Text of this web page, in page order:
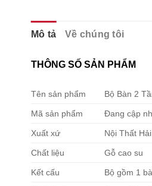
Mô tả Về chúng tôi
THÔNG SỐ SẢN PHẨM
Tên sản phẩm Bộ Bàn 2
Mã sản phẩm Đang cập
Xuất xứ Nội Thất
Chất liệu Gỗ cao su
Kết cấu Bộ gồm 1